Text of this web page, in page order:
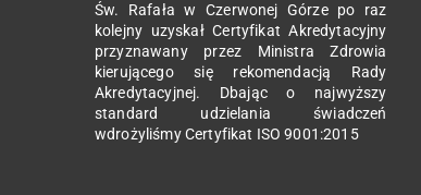
Św. Rafała w Czerwonej Górze po raz
kolejny uzyskał Certyfikat Akredytacyjny
przyznawany przez Ministra Zdrowia
kierującego się rekomendacją Rady
Akredytacyjnej. Dbając o najwyższy
standard udzielania świadczeń
wdrożyliśmy Certyfikat ISO 9001:2015